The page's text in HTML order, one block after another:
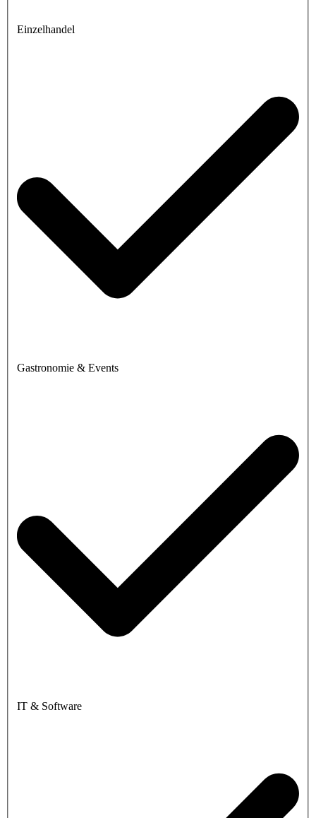
Einzelhandel
Gastronomie & Events
IT & Software